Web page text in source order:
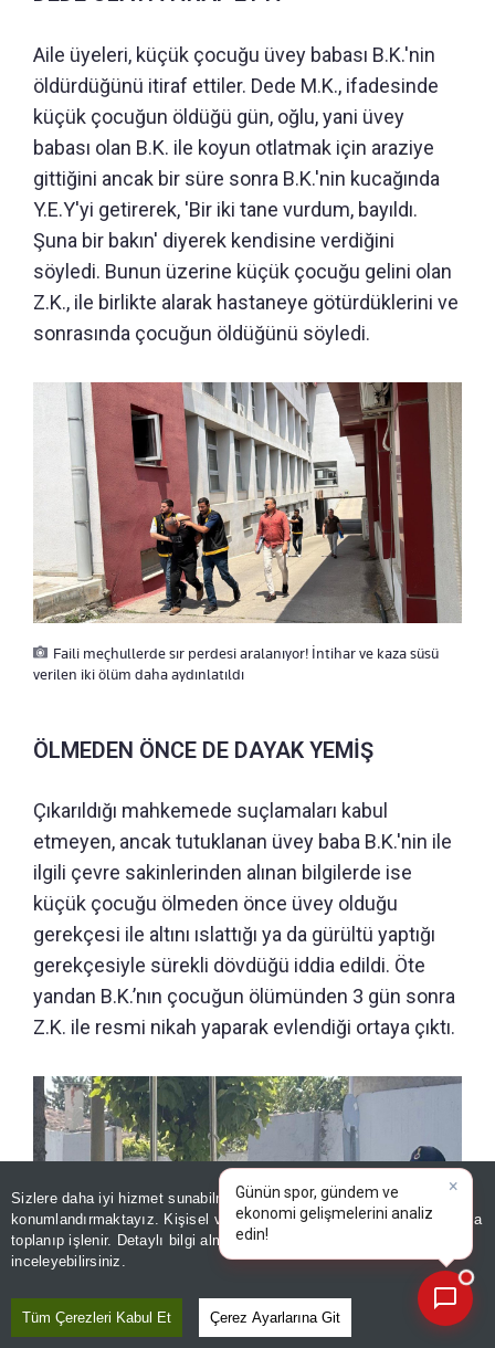
Sizlere daha iyi hizmet sunabilmek adına sitemizdeçerez
konumlandırmaktayız. Kişisel verileriniz, KVKK ve GDPR kapsamında
toplanıp işlenir. Detaylı bilgi almak için
inceleyebilirsiniz.
Tüm Çerezleri Kabul Et Çerez Ayarlarına Git
Aile üyeleri, küçük çocuğu üvey babası B.K.'nin
öldürdüğünü itiraf ettiler. Dede M.K., ifadesinde
küçük çocuğun öldüğü gün, oğlu, yani üvey
babası olan B.K. ile koyun otlatmak için araziye
gittiğini ancak bir süre sonra B.K.'nin kucağında
Y.E.Y'yi getirerek, 'Bir iki tane vurdum, bayıldı.
Şuna bir bakın' diyerek kendisine verdiğini
söyledi. Bunun üzerine küçük çocuğu gelini olan
Z.K., ile birlikte alarak hastaneye götürdüklerini ve
sonrasında çocuğun öldüğünü söyledi.
Faili meçhullerde sır perdesi aralanıyor! İntihar ve kaza süsü
verilen iki ölüm daha aydınlatıldı
ÖLMEDEN ÖNCE DE DAYAK YEMİŞ
Çıkarıldığı mahkemede suçlamaları kabul
etmeyen, ancak tutuklanan üvey baba B.K.'nin ile
ilgili çevre sakinlerinden alınan bilgilerde ise
küçük çocuğu ölmeden önce üvey olduğu
gerekçesi ile altını ıslattığı ya da gürültü yaptığı
gerekçesiyle sürekli dövdüğü iddia edildi. Öte
yandan B.K.’nın çocuğun ölümünden 3 gün sonra
Z.K. ile resmi nikah yaparak evlendiği ortaya çıktı.